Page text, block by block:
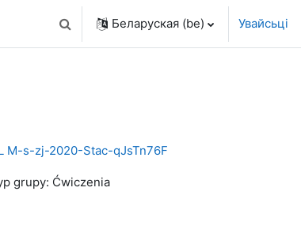
Пераключыць увод пошуку
Беларуская ‎(be)‎ Увайсьці
M-s-zj-2020-Stac-qJsTn76F
grupy: Ćwiczenia